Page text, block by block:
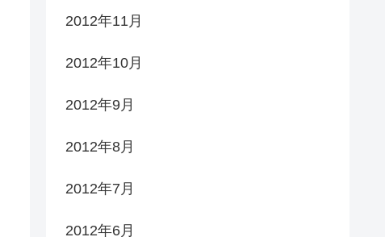
2012年11月
2012年10月
2012年9月
2012年8月
2012年7月
2012年6月